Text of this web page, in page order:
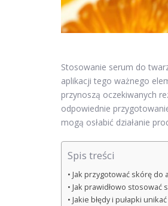
Stosowanie serum do
aplikacji tego ważnego
przynoszą oczekiwanych
odpowiednie
mogą osłabić działanie
Spis treści
Jak przygotować skórę do
Jak prawidłowo
Jakie błędy i pułapki